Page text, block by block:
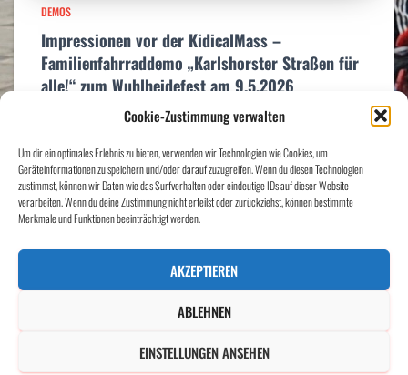
Cookie-Zustimmung verwalten
Um dir ein optimales Erlebnis zu bieten, verwenden wir Technologien wie Cookies, um
Geräteinformationen zu speichern und/oder darauf zuzugreifen. Wenn du diesen Technologien
zustimmst, können wir Daten wie das Surfverhalten oder eindeutige IDs auf dieser Website
verarbeiten. Wenn du deine Zustimmung nicht erteilst oder zurückziehst, können bestimmte
Merkmale und Funktionen beeinträchtigt werden.
AKZEPTIEREN
ABLEHNEN
EINSTELLUNGEN ANSEHEN
DEMOS
Impressionen vor der KidicalMass –
Familienfahrraddemo „Karlshorster Straßen für
alle!“ zum Wuhlheidefest am 9.5.2026
Am 9.5.2026 haben 120 kleine und große Karlshorster:innen bei der
zum Wuhlheidefest der Bürgerinitiative Wuhlheide gemacht. Die
Stimmung war sonnig und die Polizei hat Weiterlesen…